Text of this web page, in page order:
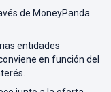
de MoneyPanda
entidades
en función del